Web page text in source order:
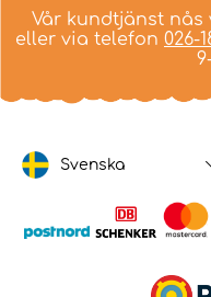
Vår kundtjänst nås
eller via telefon 026-
Svenska